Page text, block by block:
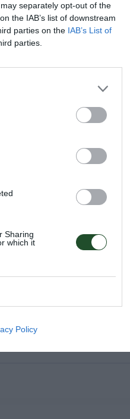
separately opt-out of the
the IAB’s list of downstream
parties on the IAB’s List of
parties.
Sharing
which it
Policy